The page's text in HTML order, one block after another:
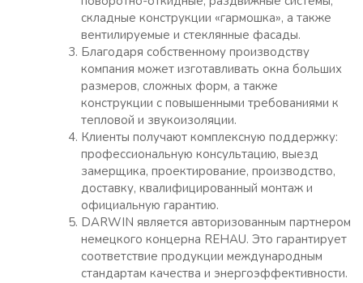
складные конструкции «гармошка», а также
вентилируемые и стеклянные фасады.
Благодаря собственному производству
компания может изготавливать окна больших
размеров, сложных форм, а также
конструкции с повышенными требованиями к
тепловой и звукоизоляции.
Клиенты получают комплексную поддержку:
профессиональную консультацию, выезд
замерщика, проектирование, производство,
доставку, квалифицированный монтаж и
официальную гарантию.
DARWIN является авторизованным партнером
немецкого концерна REHAU. Это гарантирует
соответствие продукции международным
стандартам качества и энергоэффективности.